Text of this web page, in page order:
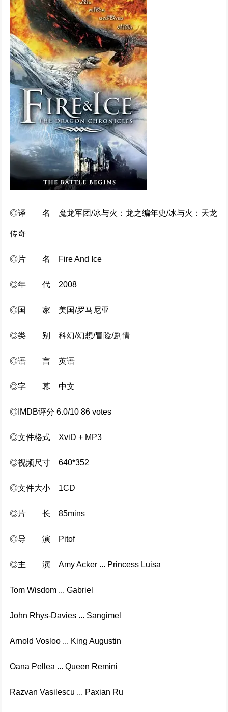
蜜桃成熟时（1993）
632480次播放
绝地追击 (2023)
629256次播放
怒火蔓延
584894次播放
国色芳华 (2025)
583640次播放
还是觉得你最好 (2022)
密爱 (2002)
749局 (2025)
224112次播放
酱园弄 (2024)
159155次播放
◎译 名 魔龙军团/冰与火：龙之编年史/冰与火：天龙
传奇
◎片 名 Fire And Ice
◎年 代 2008
◎国 家 美国/罗马尼亚
◎类 别 科幻/幻想/冒险/剧情
◎语 言 英语
◎字 幕 中文
◎IMDB评分 6.0/10 86 votes
◎文件格式 XviD + MP3
◎视频尺寸 640*352
◎文件大小 1CD
◎片 长 85mins
◎导 演 Pitof
◎主 演 Amy Acker ... Princess Luisa
Tom Wisdom ... Gabriel
John Rhys-Davies ... Sangimel
Arnold Vosloo ... King Augustin
Oana Pellea ... Queen Remini
Razvan Vasilescu ... Paxian Ru